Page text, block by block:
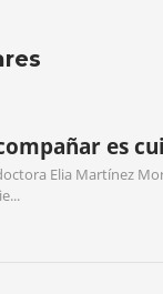
es
Elia Martínez